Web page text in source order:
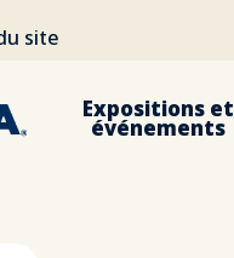
PRINCIPAL
site
Expositions et
événements